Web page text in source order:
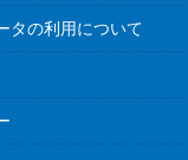
ー メモリアルレコード
RESONATING STARS
極来臨
タの利用について